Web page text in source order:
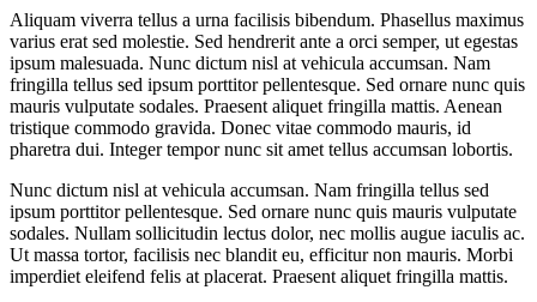
Aliquam viverra tellus a urna facilisis bibendum. Phasellus maximus
varius erat sed molestie. Sed hendrerit ante a orci semper, ut egestas
ipsum malesuada. Nunc dictum nisl at vehicula accumsan. Nam
fringilla tellus sed ipsum porttitor pellentesque. Sed ornare nunc quis
mauris vulputate sodales. Praesent aliquet fringilla mattis. Aenean
tristique commodo gravida. Donec vitae commodo mauris, id
pharetra dui. Integer tempor nunc sit amet tellus accumsan lobortis.
Nunc dictum nisl at vehicula accumsan. Nam fringilla tellus sed
ipsum porttitor pellentesque. Sed ornare nunc quis mauris vulputate
sodales. Nullam sollicitudin lectus dolor, nec mollis augue iaculis ac.
Ut massa tortor, facilisis nec blandit eu, efficitur non mauris. Morbi
imperdiet eleifend felis at placerat. Praesent aliquet fringilla mattis.